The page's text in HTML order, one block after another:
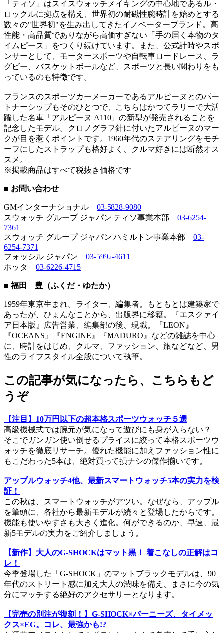
「ティソ」はスイスウォッチメイキングの中心地であるル・
ロックルに拠点を構え、世界初の耐磁性腕時計を始めとする
数々の"世界初"を生み出してきたイノベーターブランド。高
性能・高品質でありながら高価すぎない「手の届く本物のタ
イムピース」をつくり続けています。また、公式計時やスポ
ンサーとして、モータースポーツや自転車ロードレース、ラ
グビー、バスケットボールなど、スポーツと長い関わりをも
っているのも特徴です。
フランスのスポーツカーメーカーであるアルピーヌとのパー
トナーシップもそのひとつで、こちらはかつてラリーで大活
躍した名車「アルピーヌ A110」の新型が発売されることを
記念したモデル。クロノグラフ針に付いたアルピーヌのマー
クが目を惹くポイントです。1960年代のステアリングをモチ
ーフにしたストラップも格好よく、クルマ好きには断然オス
スメ。
※掲載商品はすべて税抜き価格です
■ お問い合わせ
GMインターナショナル 03-5828-9080
スウォッチ グループ ジャパン ティソ事業本部 03-6254-
7361
スウォッチ グループ ジャパン ハミルトン事業本部 03-
6254-7371
フォッシル ジャパン 03-5992-4611
ホッタ 03-6226-4715
■ 福田 豊（ふくだ・ゆたか）
1959年東京生まれ。ライター、編集者。もともとは建築家で
あったが、ひょんなことから、出版界に移籍。『エスクァイ
ア日本版』広告営業、編集部の後、現職。『LEON』
『OCEANS』『ENGINE』『MADURO』などの雑誌を中心
に、時計をはじめ、クルマ、ファッション、旅などなど、男
性のライフスタイル全般について執筆。
この記事が気になったら、こちらもど
うぞ
【注目】10万円以下の超本格スポーツウォッチ５選
高級機械式では腕元が気になって遊びにも身が入らない？
そこでガンガン使い倒せるプライスに絞って本格スポーツウ
ォッチを徹底リサーチ。優れた機能に加えファッション性に
もこだわった5本は、絶対買って損ナシの傑作揃いです。
アップルウォッチ4他、最新スマートウォッチ5本の実力を検
証！
この秋は、スマートウォッチがアツい。なぜなら、アップル
を筆頭に、各社から最新モデルが続々と登場したからです。
機能も使いやすさも大きく進化。何ができるのか、早速、最
新5モデルの実力をご紹介しましょう。
【新作】大人のG-SHOCKはマット黒！ 着こなしの正解はコ
レ！
今季登場した「G-SHOCK」のマットブラックモデルは、90
年代のストリート感に加え大人の渋味を備え、まさに今の気
分にマッチする絶好のアクセサリーとなります。
【完売の別注が復刻！】G-SHOCK×バーニーズ、タイメッ
クス×EG。コレ、最強かも!?